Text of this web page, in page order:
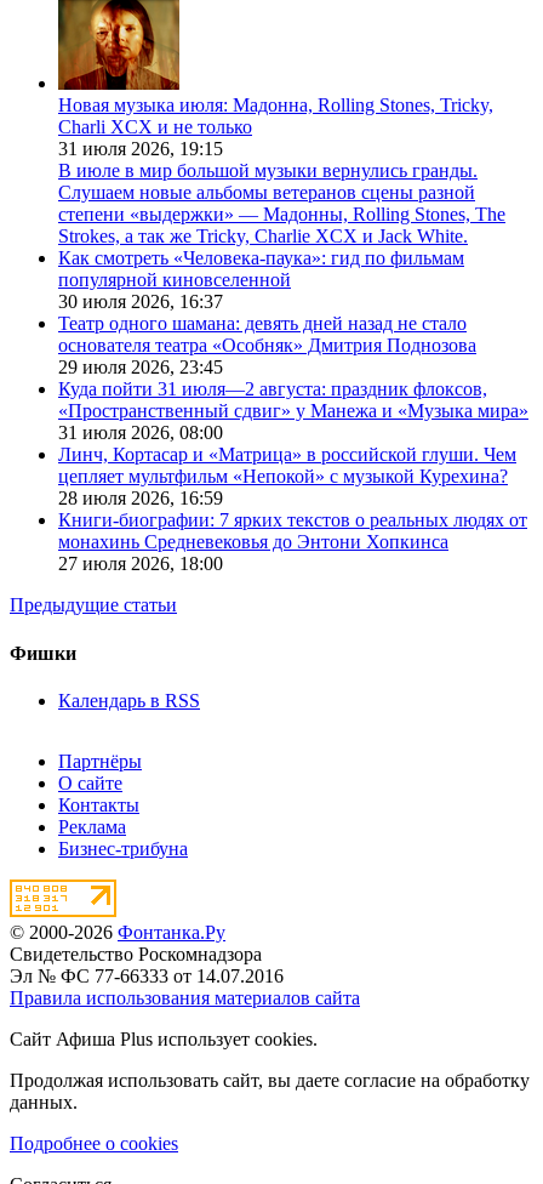
Новая музыка июля: Мадонна, Rolling Stones, Tricky,
Charli XCX и не только
31 июля 2026, 19:15
В июле в мир большой музыки вернулись гранды.
Слушаем новые альбомы ветеранов сцены разной
степени «выдержки» — Мадонны, Rolling Stones, The
Strokes, а так же Tricky, Charlie XCX и Jack White.
Как смотреть «Человека-паука»: гид по фильмам
популярной киновселенной
30 июля 2026, 16:37
Театр одного шамана: девять дней назад не стало
основателя театра «Особняк» Дмитрия Поднозова
29 июля 2026, 23:45
Куда пойти 31 июля—2 августа: праздник флоксов,
«Пространственный сдвиг» у Манежа и «Музыка мира»
31 июля 2026, 08:00
Линч, Кортасар и «Матрица» в российской глуши. Чем
цепляет мультфильм «Непокой» с музыкой Курехина?
28 июля 2026, 16:59
Книги-биографии: 7 ярких текстов о реальных людях от
монахинь Средневековья до Энтони Хопкинса
27 июля 2026, 18:00
Предыдущие статьи
Фишки
Календарь в RSS
Партнёры
О сайте
Контакты
Реклама
Бизнес-трибуна
© 2000-2026 Фонтанка.Ру
Свидетельство Роскомнадзора
Эл № ФС 77-66333 от 14.07.2016
Правила использования материалов сайта
Сайт Афиша Plus использует cookies.
Продолжая использовать сайт, вы даете согласие на обработку
данных.
Подробнее о cookies